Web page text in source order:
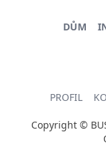
DŮM
PROFIL
Copyright ©